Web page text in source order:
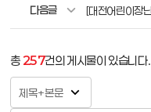
다음글
총257건의 게시물이 있습니다.